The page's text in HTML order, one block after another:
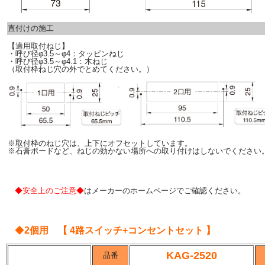
直付けの施工
【適用取付ねじ】
・呼び径φ3.5～φ4：タッピンねじ
・呼び径φ3.5～φ4.1：木ねじ
（取付枠ねじ穴の外でとめてください。）
※取付枠のねじ穴は、上下にオフセットしています。
※石膏ボードなど、ねじの効かない場所への取り付けはしないでくださ
◆安全上のご注意◆はメーカーのホームページでご確認ください。
◆2個用 【 4路スイッチ+コンセントセット 】
品番 KAG-2520